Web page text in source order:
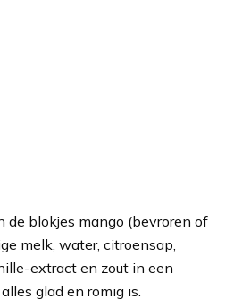
de blokjes mango (bevroren of
melk, water, citroensap,
extract en zout in een
glad en romig is.